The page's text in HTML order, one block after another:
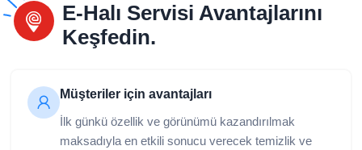
E-Halı Servisi Avantajlarını
Keşfedin.
Müşteriler için avantajları
İlk günkü özellik ve görünümü kazandırılmak
maksadıyla en etkili sonucu verecek temizlik ve